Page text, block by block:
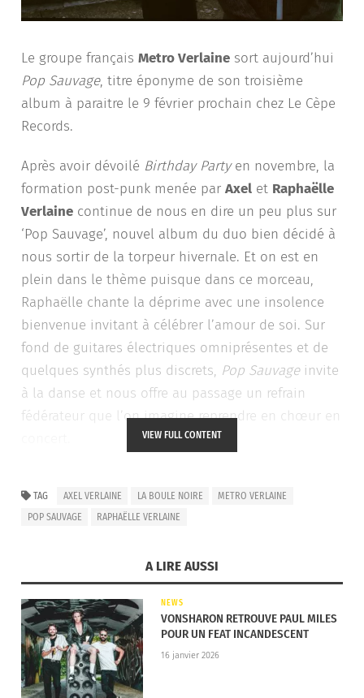
Le groupe français Metro Verlaine sort aujourd’hui
Pop Sauvage, titre éponyme de son troisième
album à paraitre le 9 février prochain chez Le Cèpe
Records.
Après avoir dévoilé Birthday Partyen novembre, la
formation post-punk menée par Axel et Raphaëlle
Verlaine continue de nous en dire un peu plus sur
‘Pop Sauvage’, nouvel album du duo bien décidé à
nous sortir de la torpeur hivernale. Et on est en
plein dans le thème puisque dans ce morceau,
Raphaëlle chante la déprime avec une insolence
bienvenue invitant à célébrer l’amour de soi. Sur
fond de guitares électriques omniprésentes et de
quelques synthés plus discrets, Pop Sauvageinvite
à la danse et nous offre au passage un refrain
fédérateur que l’on imagine reprendre en chœur en
Boule Noire à Paris le 23 mars et sur celle du
Métaphone à Lens le 5 avril.
VIEW FULL CONTENT
TAG AXEL VERLAINE LA BOULE NOIRE
METRO VERLAINE
POP SAUVAGE
RAPHAËLLE VERLAINE
A LIRE AUSSI
NEWS
VONSHARON RETROUVE PAUL MILES
POUR UN FEAT INCANDESCENT
16 janvier 2026